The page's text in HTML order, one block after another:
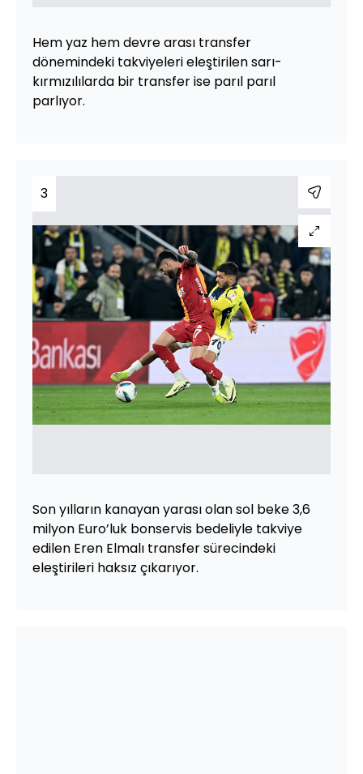
Hem yaz hem devre arası transfer
dönemindeki takviyeleri eleştirilen sarı-
kırmızılılarda bir transfer ise parıl parıl
parlıyor.
3
Son yılların kanayan yarası olan sol beke 3,6
milyon Euro’luk bonservis bedeliyle takviye
edilen Eren Elmalı transfer sürecindeki
eleştirileri haksız çıkarıyor.